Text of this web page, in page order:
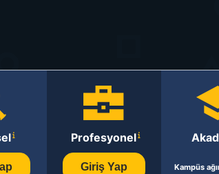
Profesyonel
Giriş Yap Kampüs